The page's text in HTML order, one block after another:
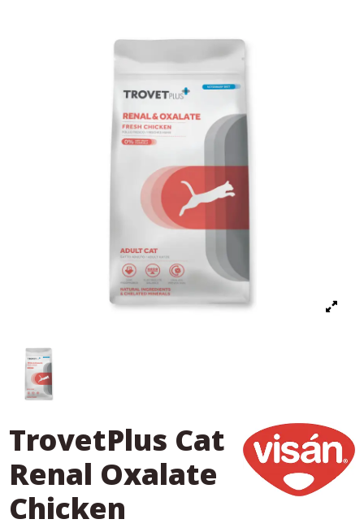
TrovetPlus Cat
Renal Oxalate
Chicken